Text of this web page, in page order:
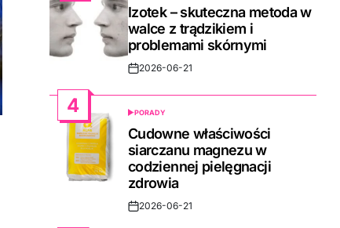
INIzotek – skuteczna metoda w
walce z trądzikiem i
problemami skórnymi
Post2026-06-21
4
POSTED
IN
PORADY
Cudowne właściwości
siarczanu magnezu w
codziennej pielęgnacji
zdrowia
Post2026-06-21